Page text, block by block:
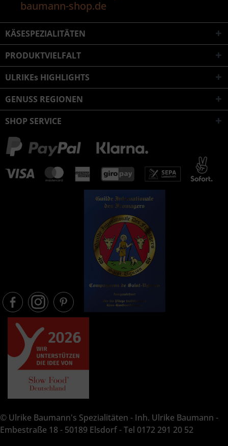
baumann-shop.de
KÄSESPEZIALITÄTEN
PRODUKTVIELFALT
ULRIKEs HIGHLIGHTS
GENUSS REGIONEN
SHOP SERVICE
© Ulrike Baumann's Spezialitäten - Inh. Ulrike Baumann -
Embestraße 18 - 50189 Elsdorf - Tel 0172 291 20 52